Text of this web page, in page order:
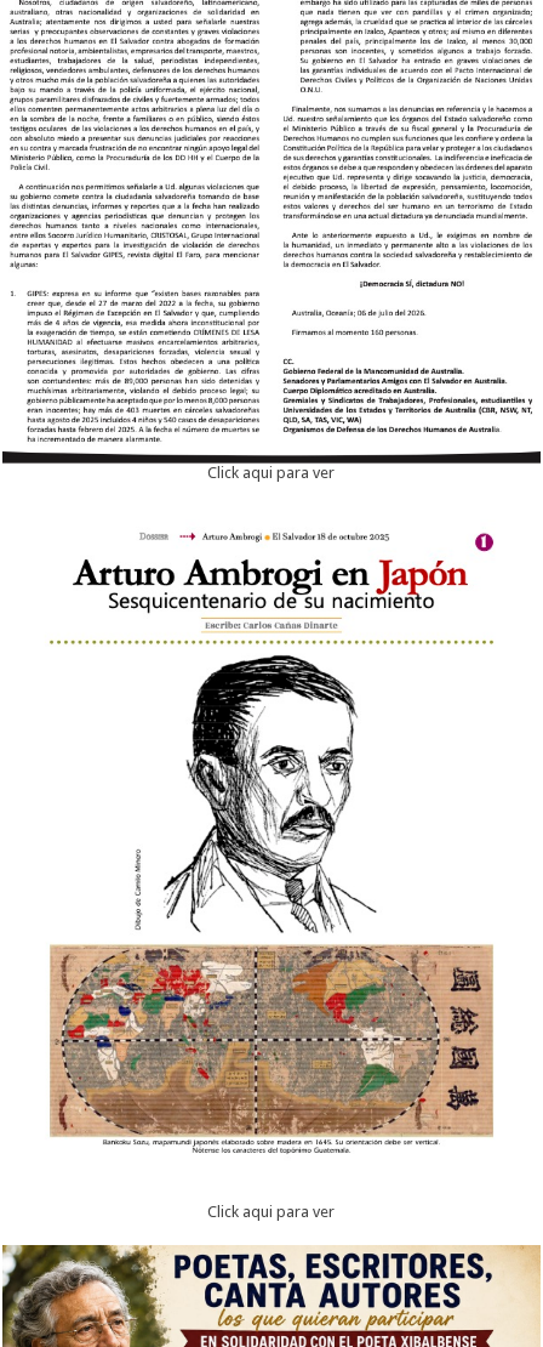
Click aqui para ver
Click aqui para ver